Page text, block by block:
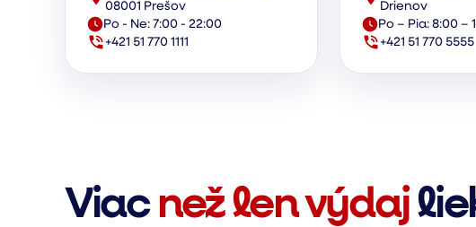
08001 Prešov
Po - Ne: 7:00 - 22:00
+421 51 770 1111
Drienov
Po – Pia: 8:00 –
+421 51 770 5555
Viac než len výdaj